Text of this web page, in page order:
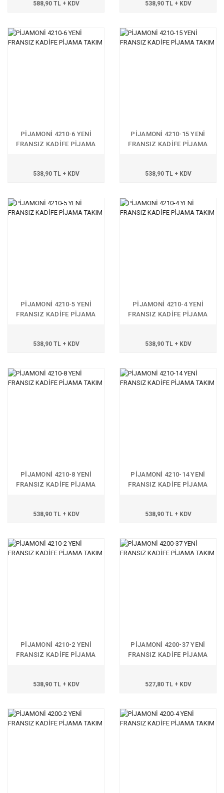
588,90 TL + KDV 538,90 TL + KDV
PİJAMONİ 4210-6 YENİ
FRANSIZ KADİFE PİJAMA
538,90 TL + KDV
PİJAMONİ 4210-15 YENİ
FRANSIZ KADİFE PİJAMA
538,90 TL + KDV
PİJAMONİ 4210-5 YENİ
FRANSIZ KADİFE PİJAMA
538,90 TL + KDV
PİJAMONİ 4210-4 YENİ
FRANSIZ KADİFE PİJAMA
538,90 TL + KDV
PİJAMONİ 4210-8 YENİ
FRANSIZ KADİFE PİJAMA
538,90 TL + KDV
PİJAMONİ 4210-14 YENİ
FRANSIZ KADİFE PİJAMA
538,90 TL + KDV
PİJAMONİ 4210-2 YENİ
FRANSIZ KADİFE PİJAMA
538,90 TL + KDV
PİJAMONİ 4200-37 YENİ
FRANSIZ KADİFE PİJAMA
527,80 TL + KDV